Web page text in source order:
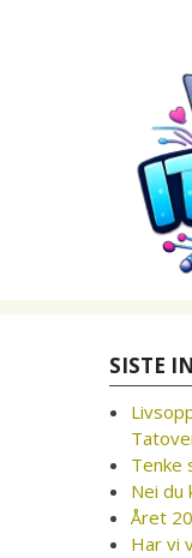
SISTE
Tenke
Nei du
Året
Har vi